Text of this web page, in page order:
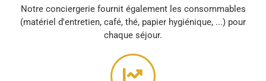
Notre conciergerie fournit également les consommables
(matériel d'entretien, café, thé, papier hygiénique, ...) pour
chaque séjour.